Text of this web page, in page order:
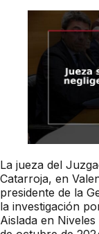
La jueza del
Catarroja, en
presidente de la
la investigación
Aislada en